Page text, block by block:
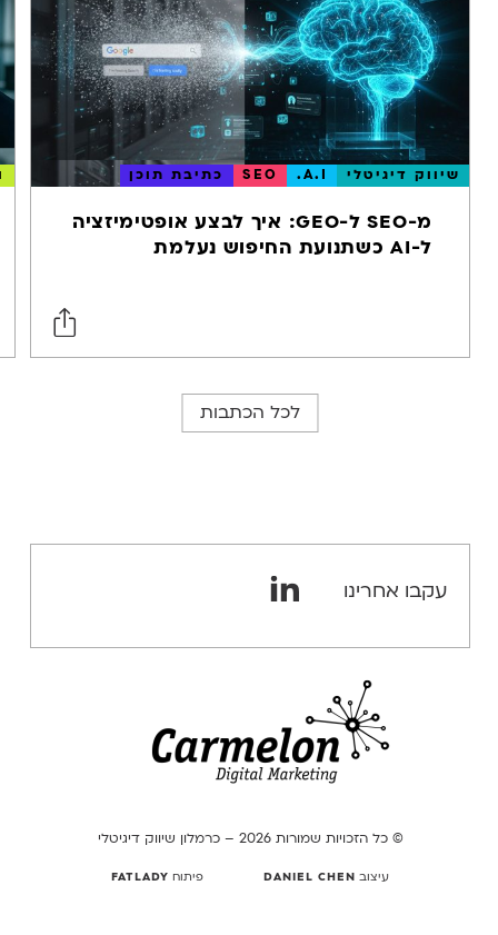
שיווק דיגיטלי A.I.
SEO כתיבת תוכן
מ-SEO ל-GEO: איך לבצע אופטימיזציה
ל-AI כשתנועת החיפוש נעלמת
לכל הכתבות
עקבו אחרינו
© כל הזכויות שמורות 2026 – כרמלון שיווק דיגיטלי
עיצוב DANIEL CHEN פיתוח FATLADY